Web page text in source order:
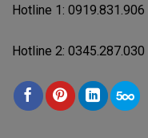
Hotline 1: 0919.831.906
Hotline 2: 0345.287.030